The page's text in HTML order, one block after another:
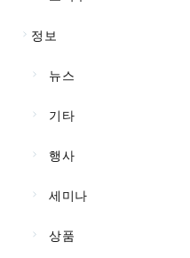
정보
뉴스
기타
행사
세미나
상품